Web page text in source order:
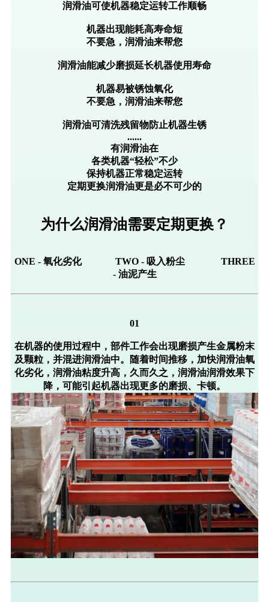
润滑油可使机器稳定运转工作顺畅
机器出现能耗高寿命短
不要急，润滑油来帮您
润滑油能减少磨损延长机器使用寿命
机器易被锈蚀氧化
不要急，润滑油来帮您
润滑油可清洗残留物防止机器生锈
......
有润滑油在
各类机器“轻松”不少
保持机器正常稳定运转
定期更换润滑油更是必不可少的
为什么润滑油需要定期更换？
ONE - 氧化劣化TWO - 吸入粉尘 THREE
- 油泥产生
01
在机器的使用过程中， 部件工作会出现磨损产生金属粉末
及颗粒 ，并混进润滑油中。随着时间推移，加快润滑油氧
化劣化，润滑油粘度升高，久而久之，润滑油润滑效果下
降，可能引起机器出现更多的磨损、卡顿。